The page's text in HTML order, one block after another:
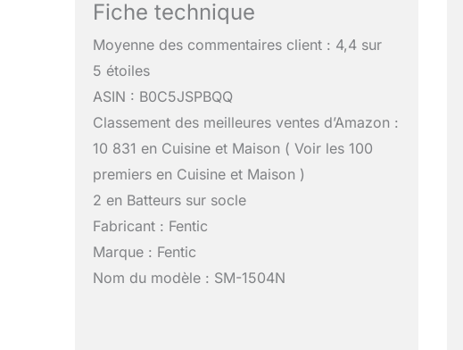
Fiche technique
Moyenne des commentaires client : 4,4 sur
5 étoiles
ASIN : B0C5JSPBQQ
Classement des meilleures ventes d’Amazon :
10 831 en Cuisine et Maison ( Voir les 100
premiers en Cuisine et Maison )
2 en Batteurs sur socle
Fabricant : Fentic
Marque : Fentic
Nom du modèle : SM-1504N